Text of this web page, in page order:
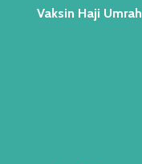
Vaksin Haji Umrah